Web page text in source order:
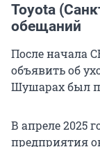
Toyota
обещаний
После начала
объявить об
Шушарах был
В апреле 2025
предприятия